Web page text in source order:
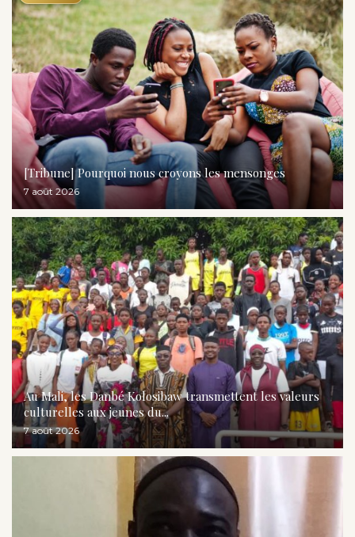
[Tribune] Pourquoi nous croyons les mensonges
7 août 2026
Au Mali, les Danbé Kolosibaw transmettent les valeurs
culturelles aux jeunes du...
7 août 2026